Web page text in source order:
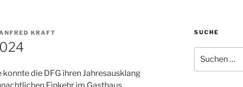
KRAFT
die DFG ihren Jahresausklang
SUCHE
nach: